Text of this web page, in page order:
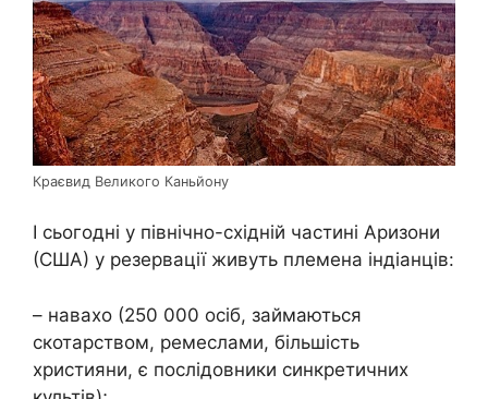
Краєвид Великого Каньйону
І сьогодні у північно-східній частині Аризони
(США) у резервації живуть племена індіанців:
– навахо (250 000 осіб, займаються
скотарством, ремеслами, більшість
християни, є послідовники синкретичних